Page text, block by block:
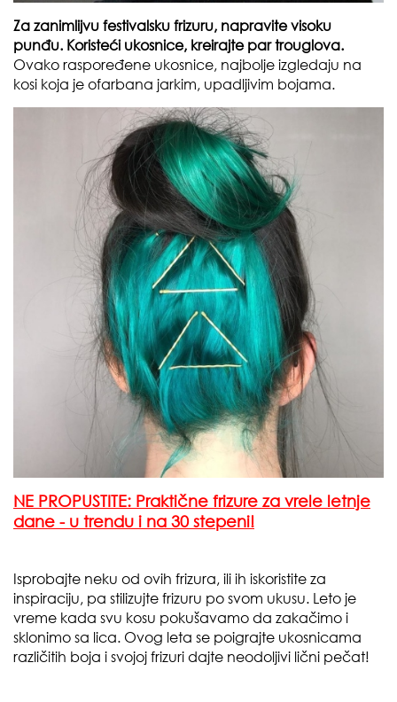
Za zanimlijvu festivalsku frizuru, napravite visoku
punđu. Koristeći ukosnice, kreirajte par trouglova.
Ovako raspoređene ukosnice, najbolje izgledaju na
kosi koja je ofarbana jarkim, upadljivim bojama.
NE PROPUSTITE: Praktične frizure za vrele letnje
dane - u trendu i na 30 stepeni!
Isprobajte neku od ovih frizura, ili ih iskoristite za
inspiraciju, pa stilizujte frizuru po svom ukusu. Leto je
vreme kada svu kosu pokušavamo da zakačimo i
sklonimo sa lica. Ovog leta se poigrajte ukosnicama
različitih boja i svojoj frizuri dajte neodoljivi lični pečat!